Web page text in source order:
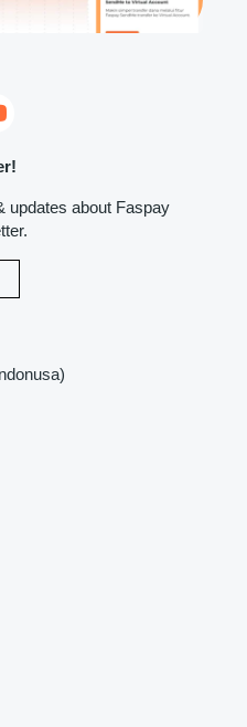
updates about Faspay